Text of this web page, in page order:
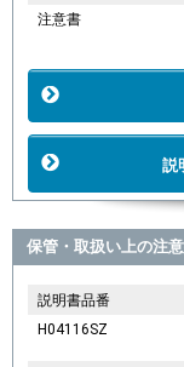
注意書
説
保管・取扱い上の注
説明書品番
H04116SZ